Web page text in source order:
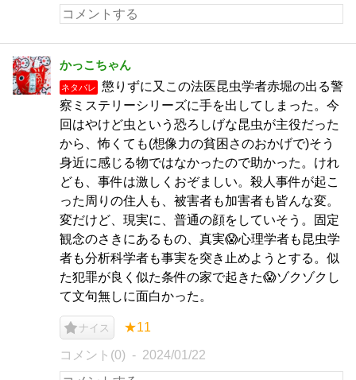
かっこちゃん
ネタバレ
懲りずに又この法医昆虫学者赤堀の出る警
察ミステリーシリーズに手を出してしまった。今
回はやけど虫という恐ろしげな昆虫が主役だった
から、怖くても(想像力の貧困さのおかげで)そう
身近に感じる物ではなかったので助かった。けれ
ども、事件は激しくおぞましい。殺人事件が起こ
った周りの住人も、被害者も加害者も皆んな変。
変だけど、現実に、普通の顔をしていそう。固定
観念のさきにあるもの、真実😱心理学者も昆虫学
者も分析科学者も事実を突き止めようとする。似
た犯罪が良く似た条件の家で起きた😱ゾクゾクし
て文句無しに面白かった。
ナイス ★11
コメント(0) 2024/01/22